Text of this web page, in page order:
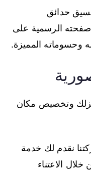
حدائق
صفحته الرسمية على
المميزة.
وتخصيص مكان
نقدم لك خدمة
الاعتناء